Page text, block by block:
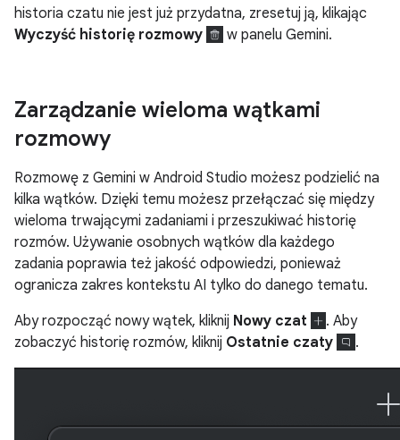
historia czatu nie jest już przydatna, zresetuj ją, klikając
Wyczyść historię rozmowy
w panelu Gemini.
Zarządzanie wieloma wątkami
rozmowy
Rozmowę z Gemini w Android Studio możesz podzielić na
kilka wątków. Dzięki temu możesz przełączać się między
wieloma trwającymi zadaniami i przeszukiwać historię
rozmów. Używanie osobnych wątków dla każdego
zadania poprawia też jakość odpowiedzi, ponieważ
ogranicza zakres kontekstu AI tylko do danego tematu.
Aby rozpocząć nowy wątek, kliknij Nowy czat
. Aby
zobaczyć historię rozmów, kliknij Ostatnie czaty .